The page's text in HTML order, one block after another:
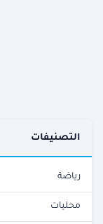
التصنيفات
رياضة
محليات